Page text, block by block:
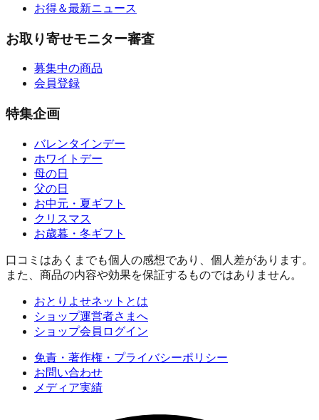
お得＆最新ニュース
お取り寄せモニター審査
募集中の商品
会員登録
特集企画
バレンタインデー
ホワイトデー
母の日
父の日
お中元・夏ギフト
クリスマス
お歳暮・冬ギフト
口コミはあくまでも個人の感想であり、個人差があります。
また、商品の内容や効果を保証するものではありません。
おとりよせネットとは
ショップ運営者さまへ
ショップ会員ログイン
免責・著作権・プライバシーポリシー
お問い合わせ
メディア実績